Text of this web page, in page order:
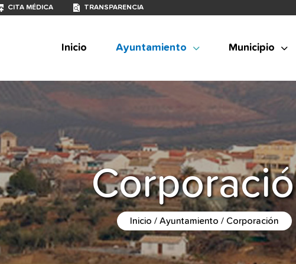
CITA MÉDICA TRANSPARENCIA
Inicio Ayuntamiento Municipio
Inicio Ayuntamiento Corporación